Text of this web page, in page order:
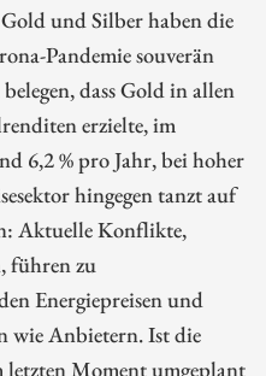
und Silber haben die
Pandemie souverän
dass Gold in allen
erzielte, im
6,2 % pro Jahr, bei hoher
hingegen tanzt auf
Aktuelle Konflikte,
führen zu
Energiepreisen und
wie Anbietern. Ist die
letzten Moment umgeplant